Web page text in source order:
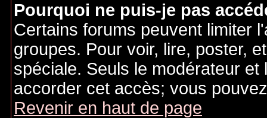
Pourquoi ne puis-je pas
Certains forums peuvent limiter
groupes. Pour voir, lire, poster,
spéciale. Seuls le modérateur
accorder cet accès; vous
Revenir en haut de page